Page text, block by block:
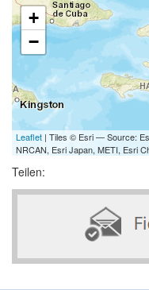
+
−
Leaflet | Tiles © Esri — Source:
NRCAN, Esri Japan, METI, Esri
Teilen: